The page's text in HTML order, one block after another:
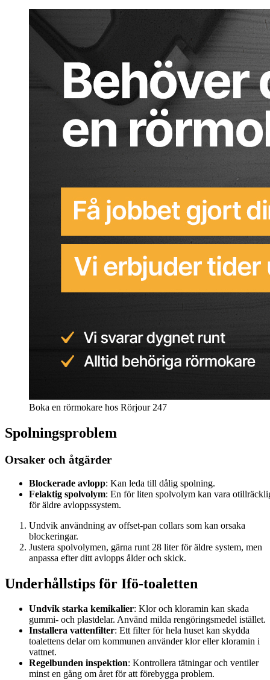
Boka en rörmokare hos Rörjour 247
Spolningsproblem
Orsaker och åtgärder
Blockerade avlopp: Kan leda till dålig spolning.
Felaktig spolvolym: En för liten spolvolym kan vara
för äldre avloppssystem.
Undvik användning av offset-pan collars som kan orsaka
blockeringar.
Justera spolvolymen, gärna runt 28 liter för äldre system, men
anpassa efter ditt avlopps ålder och skick.
Underhållstips för Ifö-toaletten
Undvik starka kemikalier: Klor och kloramin kan skada
gummi- och plastdelar. Använd milda rengöringsmedel istället.
Installera vattenfilter: Ett filter för hela huset kan skydda
toalettens delar om kommunen använder klor eller kloramin i
vattnet.
Regelbunden inspektion: Kontrollera tätningar och ventiler
minst en gång om året för att förebygga problem.